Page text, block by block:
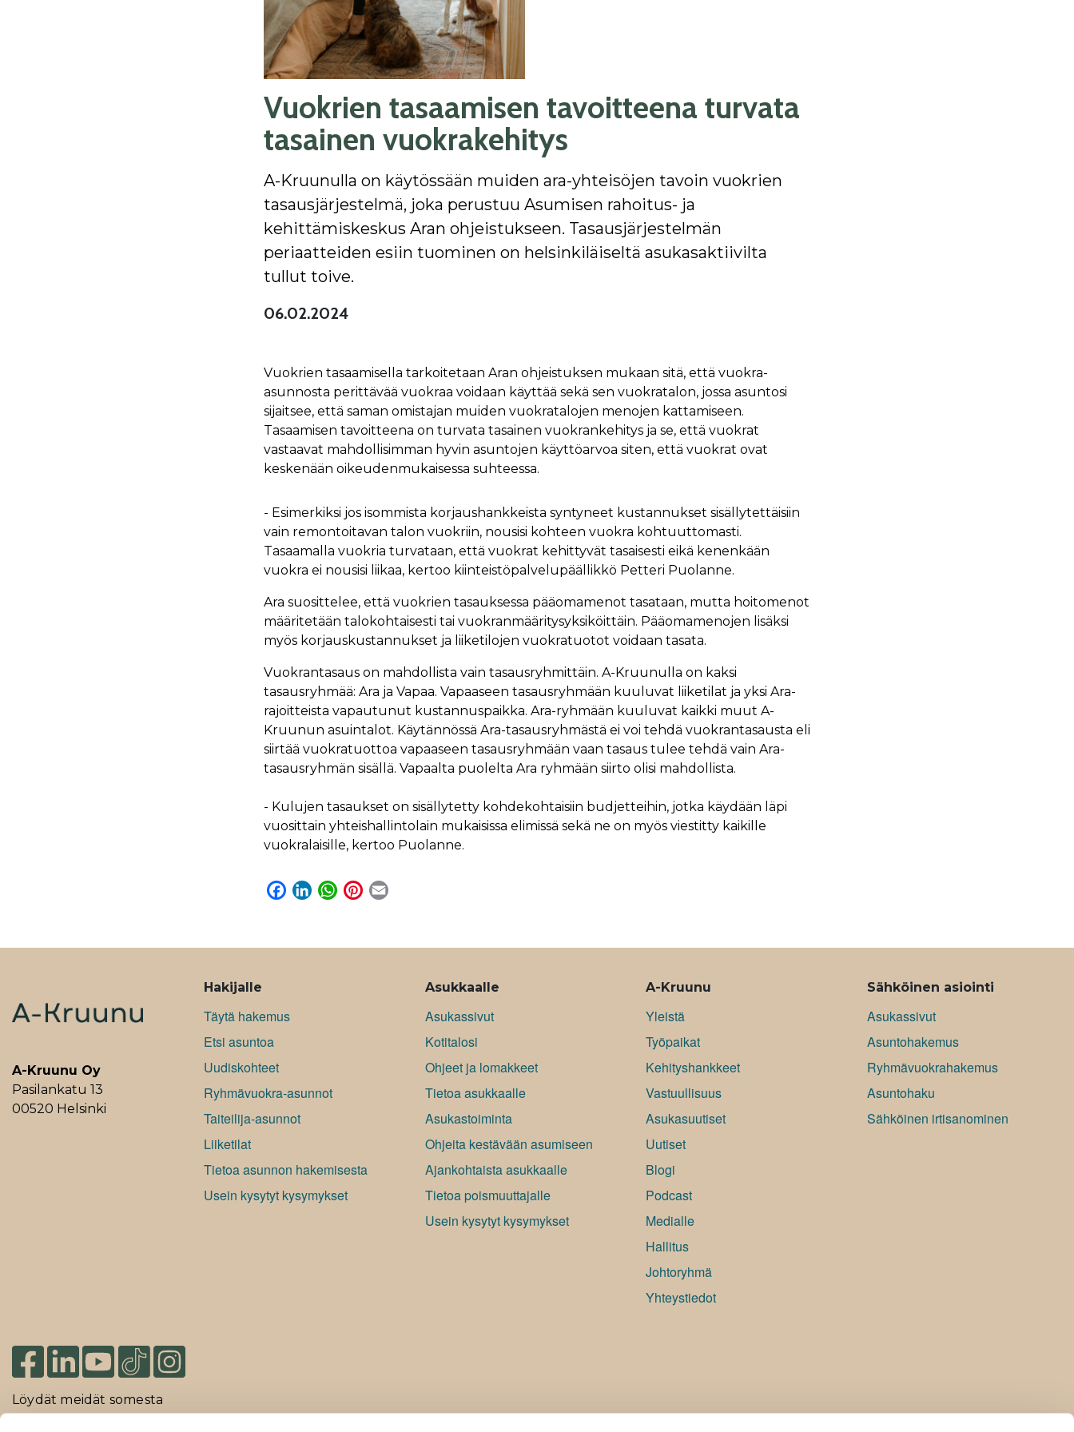
Vuokrien tasaamisen tavoitteena turvata
tasainen vuokrakehitys
A-Kruunulla on käytössään muiden ara-yhteisöjen tavoin vuokrien
tasausjärjestelmä, joka perustuu Asumisen rahoitus- ja
kehittämiskeskus Aran ohjeistukseen. Tasausjärjestelmän
periaatteiden esiin tuominen on helsinkiläiseltä asukasaktiivilta
tullut toive.
06.02.2024
Vuokrien tasaamisella tarkoitetaan Aran ohjeistuksen mukaan sitä, että vuokra-
asunnosta perittävää vuokraa voidaan käyttää sekä sen vuokratalon, jossa asuntosi
sijaitsee, että saman omistajan muiden vuokratalojen menojen kattamiseen.
Tasaamisen tavoitteena on turvata tasainen vuokrankehitys ja se, että vuokrat
vastaavat mahdollisimman hyvin asuntojen käyttöarvoa siten, että vuokrat ovat
keskenään oikeudenmukaisessa suhteessa.
- Esimerkiksi jos isommista korjaushankkeista syntyneet kustannukset sisällytettäisiin
vain remontoitavan talon vuokriin, nousisi kohteen vuokra kohtuuttomasti.
Tasaamalla vuokria turvataan, että vuokrat kehittyvät tasaisesti eikä kenenkään
vuokra ei nousisi liikaa, kertoo kiinteistöpalvelupäällikkö Petteri Puolanne.
Ara suosittelee, että vuokrien tasauksessa pääomamenot tasataan, mutta hoitomenot
määritetään talokohtaisesti tai vuokranmääritysyksiköittäin. Pääomamenojen lisäksi
myös korjauskustannukset ja liiketilojen vuokratuotot voidaan tasata.
Vuokrantasaus on mahdollista vain tasausryhmittäin. A-Kruunulla on kaksi
tasausryhmää: Ara ja Vapaa. Vapaaseen tasausryhmään kuuluvat liiketilat ja yksi Ara-
rajoitteista vapautunut kustannuspaikka. Ara-ryhmään kuuluvat kaikki muut A-
Kruunun asuintalot. Käytännössä Ara-tasausryhmästä ei voi tehdä vuokrantasausta eli
siirtää vuokratuottoa vapaaseen tasausryhmään vaan tasaus tulee tehdä vain Ara-
tasausryhmän sisällä. Vapaalta puolelta Ara ryhmään siirto olisi mahdollista.
- Kulujen tasaukset on sisällytetty kohdekohtaisiin budjetteihin, jotka käydään läpi
vuosittain yhteishallintolain mukaisissa elimissä sekä ne on myös viestitty kaikille
vuokralaisille, kertoo Puolanne.
F
e
k
L
k
W
t
P
t
E
i
A-Kruunu Oy
Pasilankatu 13
00520 Helsinki
ALAVALIKKO
Hakijalle
Täytä hakemus
Etsi asuntoa
Uudiskohteet
Ryhmävuokra-asunnot
Taiteilija-asunnot
Liiketilat
Tietoa asunnon hakemisesta
Usein kysytyt kysymykset
Asukkaalle
Asukassivut
Kotitalosi
Ohjeet ja lomakkeet
Tietoa asukkaalle
Asukastoiminta
Ohjeita kestävään asumiseen
Ajankohtaista asukkaalle
Tietoa poismuuttajalle
Usein kysytyt kysymykset
A-Kruunu
Yleistä
Työpaikat
Kehityshankkeet
Vastuullisuus
Asukasuutiset
Uutiset
Blogi
Podcast
Medialle
Hallitus
Johtoryhmä
Yhteystiedot
Sähköinen asiointi
Asukassivut
Asuntohakemus
Ryhmävuokrahakemus
Asuntohaku
Sähköinen irtisanominen
Löydät meidät somesta